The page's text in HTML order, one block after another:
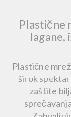
Plastične
lagane,
Plastične
širok
zaštite